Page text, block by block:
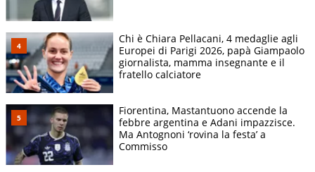
Chi è Chiara Pellacani, 4 medaglie agli
Europei di Parigi 2026, papà Giampaolo
giornalista, mamma insegnante e il
fratello calciatore
Fiorentina, Mastantuono accende la
febbre argentina e Adani impazzisce.
Ma Antognoni ‘rovina la festa’ a
Commisso